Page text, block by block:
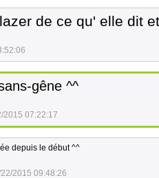
de ce qu' elle dit
gêne ^^
2015 07:22:17
depuis le début ^^
2015 09:48:26